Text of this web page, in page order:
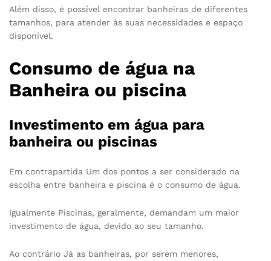
Além disso, é possível encontrar banheiras de diferentes
tamanhos, para atender às suas necessidades e espaço
disponível.
Consumo de água na
Banheira ou piscina
Investimento em água para
banheira ou piscinas
Em contrapartida Um dos pontos a ser considerado na
escolha entre banheira e piscina é o consumo de água.
Igualmente Piscinas, geralmente, demandam um maior
investimento de água, devido ao seu tamanho.
Ao contrário Já as banheiras, por serem menores,